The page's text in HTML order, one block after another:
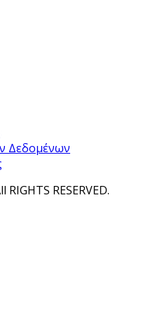
Δεδομένων
RESERVED.